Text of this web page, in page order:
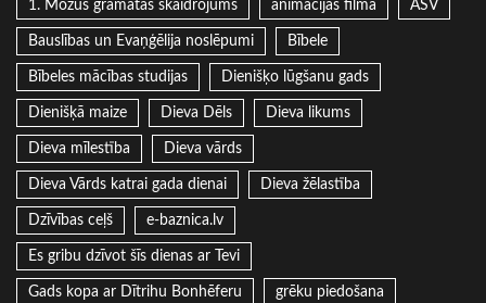
1. Mozus grāmatas skaidrojums animācijas filma ASV
Bauslības un Evaņģēlija noslēpumi Bībele
Bībeles mācības studijas Dienišķo lūgšanu gads
Dienišķā maize Dieva Dēls Dieva likums
Dieva mīlestība Dieva vārds
Dieva Vārds katrai gada dienai Dieva žēlastība
Dzīvības ceļš e-baznica.lv
Es gribu dzīvot šīs dienas ar Tevi
Gads kopa ar Dītrihu Bonhēferu grēku piedošana